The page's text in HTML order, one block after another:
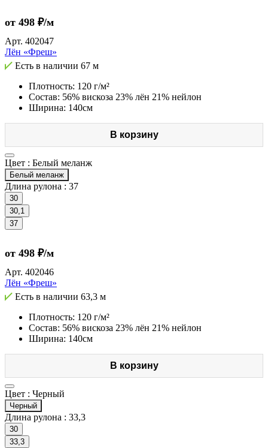
от 498 ₽/м
Арт. 402047
Лён «Фреш»
Есть в наличии 67 м
Плотность: 120 г/м²
Состав: 56% вискоза 23% лён 21% нейлон
Ширина: 140см
В корзину
Цвет : Белый меланж
Белый меланж
Длина рулона : 37
30
30,1
37
от 498 ₽/м
Арт. 402046
Лён «Фреш»
Есть в наличии 63,3 м
Плотность: 120 г/м²
Состав: 56% вискоза 23% лён 21% нейлон
Ширина: 140см
В корзину
Цвет : Черный
Черный
Длина рулона : 33,3
30
33,3